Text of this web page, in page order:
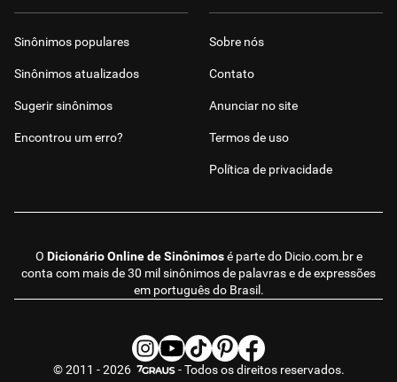
O Dicionário Online de Sinônimosé parte do Dicio.com.bre
conta com mais de 30 mil sinônimos de palavras e de expressões
em português do Brasil.
Sinônimos populares
Sinônimos atualizados
Sugerir sinônimos
Encontrou um erro?
Sobre nós
Contato
Anunciar no site
Termos de uso
Política de privacidade
© 2011 - 2026 - Todos os direitos reservados.